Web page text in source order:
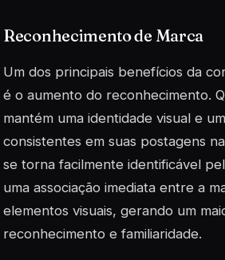
Reconhecimento de Marca
Um dos principais benefícios da
é o aumento do reconhecimento.
mantém uma identidade visual e
consistentes em suas postagens
se torna facilmente identificável
uma associação imediata entre a
elementos visuais, gerando um
reconhecimento e familiaridade.